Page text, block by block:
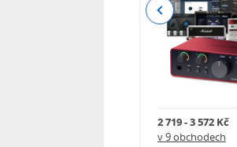
2 719 - 3 572 Kč
v 9 obchodech
Previous